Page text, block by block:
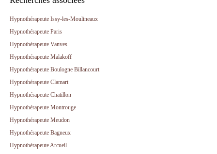
Hypnothérapeute Issy-les-Moulineaux
Hypnothérapeute Paris
Hypnothérapeute Vanves
Hypnothérapeute Malakoff
Hypnothérapeute Boulogne Billancourt
Hypnothérapeute Clamart
Hypnothérapeute Chatillon
Hypnothérapeute Montrouge
Hypnothérapeute Meudon
Hypnothérapeute Bagneux
Hypnothérapeute Arcueil